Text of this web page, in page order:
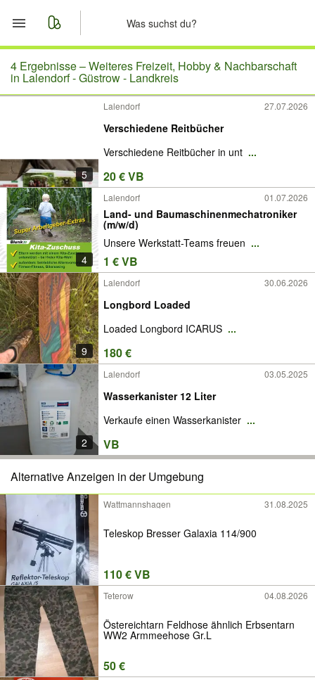
Start
Merkliste
Nachrichten
Anzeige aufgeben
4 Ergebnisse –Weiteres Freizeit, Hobby & Nachbarschaft
in Lalendorf - Güstrow - Landkreis
5
Lalendorf 27.07.2026
Verschiedene Reitbücher
Verschiedene Reitbücher in unt ...
20 € VB
4
Lalendorf 01.07.2026
Land- und Baumaschinenmechatroniker
(m/w/d)
Unsere Werkstatt-Teams freuen ...
1 € VB
9
Lalendorf 30.06.2026
Longbord Loaded
Loaded Longbord ICARUS ...
180 €
2
Lalendorf 03.05.2025
Wasserkanister 12 Liter
Verkaufe einen Wasserkanister ...
VB
Alternative Anzeigen in der Umgebung
Wattmannshagen 31.08.2025
Teleskop Bresser Galaxia 114/900
110 € VB
Teterow 04.08.2026
Östereichtarn Feldhose ähnlich Erbsentarn
WW2 Armmeehose Gr.L
50 €